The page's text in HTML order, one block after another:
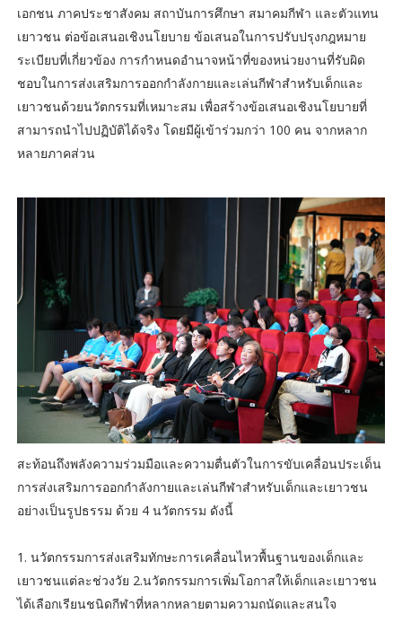
เอกชน ภาคประชาสังคม สถาบันการศึกษา สมาคมกีฬา และตัวแทน
เยาวชน ต่อข้อเสนอเชิงนโยบาย ข้อเสนอในการปรับปรุงกฎหมาย
ระเบียบที่เกี่ยวข้อง การกำหนดอำนาจหน้าที่ของหน่วยงานที่รับผิด
ชอบในการส่งเสริมการออกกำลังกายและเล่นกีฬาสำหรับเด็กและ
เยาวชนด้วยนวัตกรรมที่เหมาะสม เพื่อสร้างข้อเสนอเชิงนโยบายที่
สามารถนำไปปฏิบัติได้จริง โดยมีผู้เข้าร่วมกว่า 100 คน จากหลาก
หลายภาคส่วน
สะท้อนถึงพลังความร่วมมือและความตื่นตัวในการขับเคลื่อนประเด็น
การส่งเสริมการออกกำลังกายและเล่นกีฬาสำหรับเด็กและเยาวชน
อย่างเป็นรูปธรรม ด้วย ​4 นวัตกรรม ดังนี้
1. นวัตกรรมการส่งเสริมทักษะการเคลื่อนไหวพื้นฐานของเด็กและ
เยาวชนแต่ละช่วงวัย 2.นวัตกรรมการเพิ่มโอกาสให้เด็กและเยาวชน
ได้เลือกเรียนชนิดกีฬาที่หลากหลายตามความถนัดและสนใจ